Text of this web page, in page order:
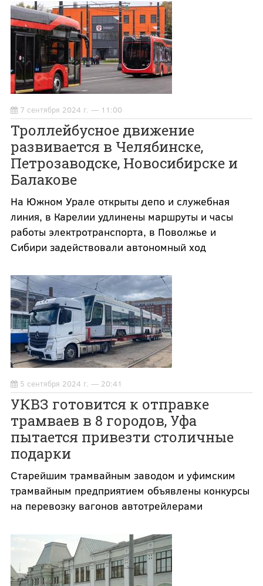
7 сентября 2024 г. — 11:00
Троллейбусное движение
развивается в Челябинске,
Петрозаводске, Новосибирске и
Балакове
На Южном Урале открыты депо и служебная
линия, в Карелии удлинены маршруты и часы
работы электротранспорта, в Поволжье и
Сибири задействовали автономный ход
5 сентября 2024 г. — 20:41
УКВЗ готовится к отправке
трамваев в 8 городов, Уфа
пытается привезти столичные
подарки
Старейшим трамвайным заводом и уфимским
трамвайным предприятием объявлены конкурсы
на перевозку вагонов автотрейлерами